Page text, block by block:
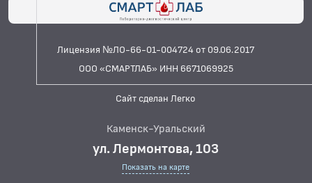
Лицензия №ЛО-66-01-004724 от 09.06.2017
ООО «СМАРТЛАБ» ИНН 6671069925
Сайт сделан Легко
Каменск-Уральский
ул. Лермонтова, 103
Показать на карте